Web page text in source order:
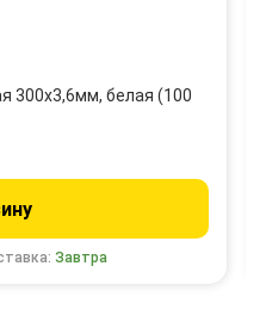
300x3,6мм, белая (100
Завтра